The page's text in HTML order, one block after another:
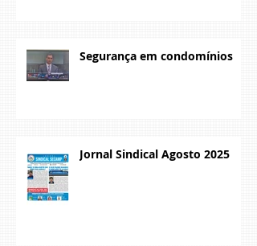
Segurança em condomínios
Jornal Sindical Agosto 2025